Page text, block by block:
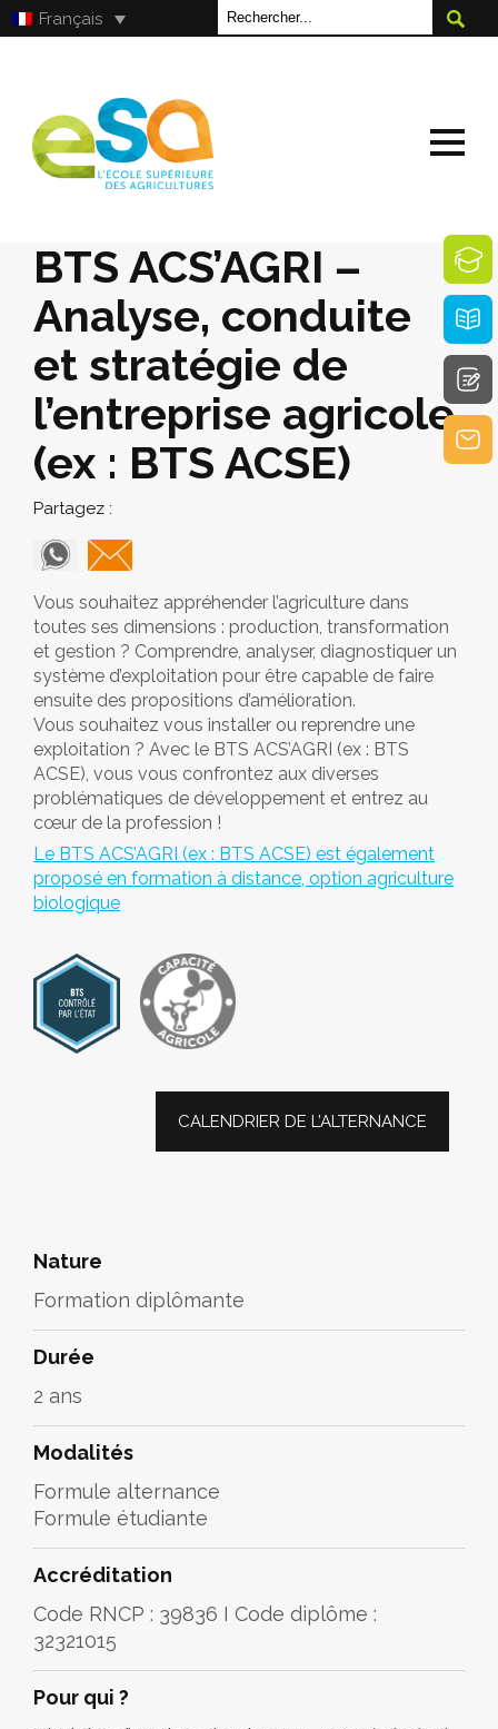
Français
BTS ACS’AGRI –
Analyse, conduite
et stratégie de
l’entreprise agricole
(ex : BTS ACSE)
Partagez :
Vous souhaitez appréhender l’agriculture dans
toutes ses dimensions : production, transformation
et gestion ? Comprendre, analyser, diagnostiquer un
système d’exploitation pour être capable de faire
ensuite des propositions d’amélioration.
Vous souhaitez vous installer ou reprendre une
exploitation ? Avec le BTS ACS’AGRI (ex : BTS
ACSE), vous vous confrontez aux diverses
problématiques de développement et entrez au
cœur de la profession !
Le BTS ACS’AGRI (ex : BTS ACSE) est également
proposé en formation à distance, option agriculture
biologique
CALENDRIER DE L’ALTERNANCE
Nature
Formation diplômante
Durée
2 ans
Modalités
Formule alternance
Formule étudiante
Accréditation
Code RNCP : 39836 I Code diplôme :
32321015
Pour qui ?